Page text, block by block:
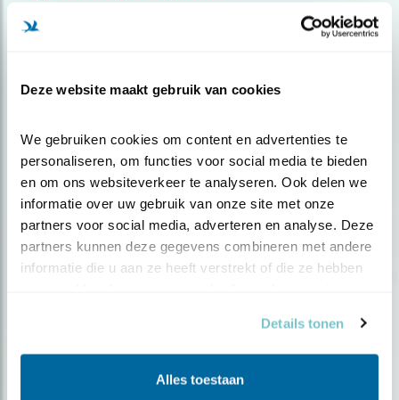
Deze website maakt gebruik van cookies
We gebruiken cookies om content en advertenties te
personaliseren, om functies voor social media te bieden
en om ons websiteverkeer te analyseren. Ook delen we
informatie over uw gebruik van onze site met onze
partners voor social media, adverteren en analyse. Deze
partners kunnen deze gegevens combineren met andere
informatie die u aan ze heeft verstrekt of die ze hebben
Details tonen
Alles toestaan
Meld je aan en ontvang nieuws, inspiratie, acties en tips
over vogels en activiteiten van Vogelbescherming.